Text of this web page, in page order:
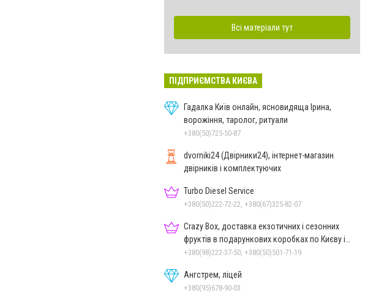
Всі матеріали тут
ПІДПРИЄМСТВА КИЄВА
Гадалка Київ онлайн, ясновидяща Ірина,
ворожіння, таролог, ритуали
+380(50)725-50-87
dvorniki24 (Двірники24), інтернет-магазин
двірників і комплектуючих
Turbo Diesel Service
+380(50)222-72-22, +380(67)325-82-07
Crazy Box, доставка екзотичних і сезонних
фруктів в подарункових коробках по Києву і
Україні
+380(98)222-37-50, +380(50)501-71-19
Ангстрем, ліцей
+380(95)678-90-03